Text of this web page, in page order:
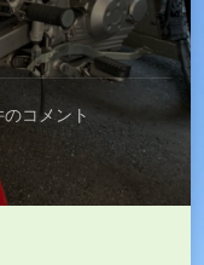
のコメント